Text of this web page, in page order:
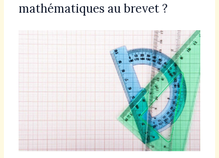
mathématiques au brevet ?